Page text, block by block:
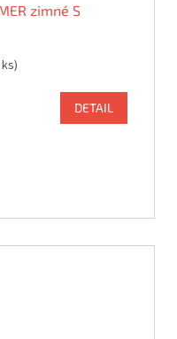
zimné S
DETAIL